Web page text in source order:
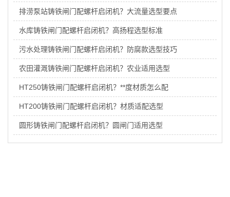
排涝泵站铸铁闸门配螺杆启闭机？大流量选型要点
水库铸铁闸门配螺杆启闭机？高扬程选型标准
污水处理铸铁闸门配螺杆启闭机？防腐款选型技巧
农田灌溉铸铁闸门配螺杆启闭机？农业适用选型
HT250铸铁闸门配螺杆启闭机？**度材质怎么配
HT200铸铁闸门配螺杆启闭机？材质适配选型
圆形铸铁闸门配螺杆启闭机？圆闸门适用选型